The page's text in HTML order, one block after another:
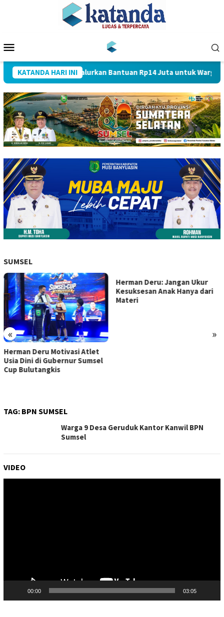
Mobile
KATANDA HARI INI
Alwani Cs Salurkan Bantuan Rp14 Juta untuk Warga Desa
SUMSEL
« »
Herman Deru Motivasi Atlet
Usia Dini di Gubernur Sumsel
Cup Bulutangkis
Herman Deru: Jangan Ukur
Kesuksesan Anak Hanya dari
Materi
TAG: BPN SUMSEL
Warga 9 Desa Geruduk Kantor Kanwil BPN
Sumsel
VIDEO
00:00 03:05